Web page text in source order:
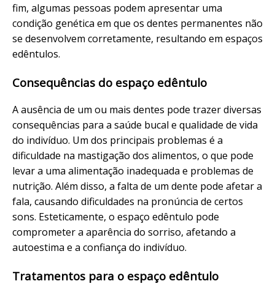
fim, algumas pessoas podem apresentar uma
condição genética em que os dentes permanentes não
se desenvolvem corretamente, resultando em espaços
edêntulos.
Consequências do espaço edêntulo
A ausência de um ou mais dentes pode trazer diversas
consequências para a saúde bucal e qualidade de vida
do indivíduo. Um dos principais problemas é a
dificuldade na mastigação dos alimentos, o que pode
levar a uma alimentação inadequada e problemas de
nutrição. Além disso, a falta de um dente pode afetar a
fala, causando dificuldades na pronúncia de certos
sons. Esteticamente, o espaço edêntulo pode
comprometer a aparência do sorriso, afetando a
autoestima e a confiança do indivíduo.
Tratamentos para o espaço edêntulo